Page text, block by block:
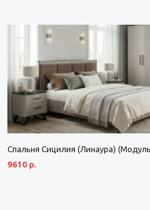
Спальня Сицилия (Линаура)
9610 р.